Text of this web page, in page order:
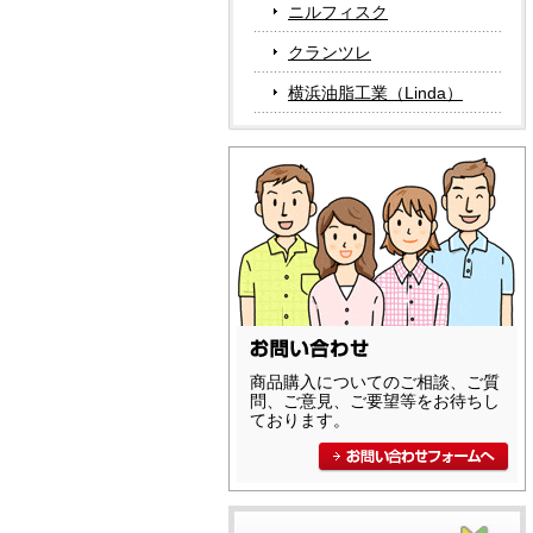
ニルフィスク
クランツレ
横浜油脂工業（Linda）
商品購入についてのご相談、ご質
問、ご意見、ご要望等をお待ちし
ております。